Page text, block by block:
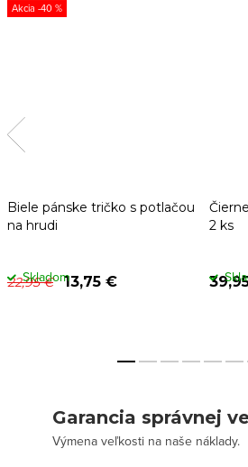
-40 %
Biele pánske tričko s potlačou
na hrudi
22,95 € 13,75 €
Skladom
Čierne
2 ks
Garancia správnej
Výmena veľkosti na naše náklady.